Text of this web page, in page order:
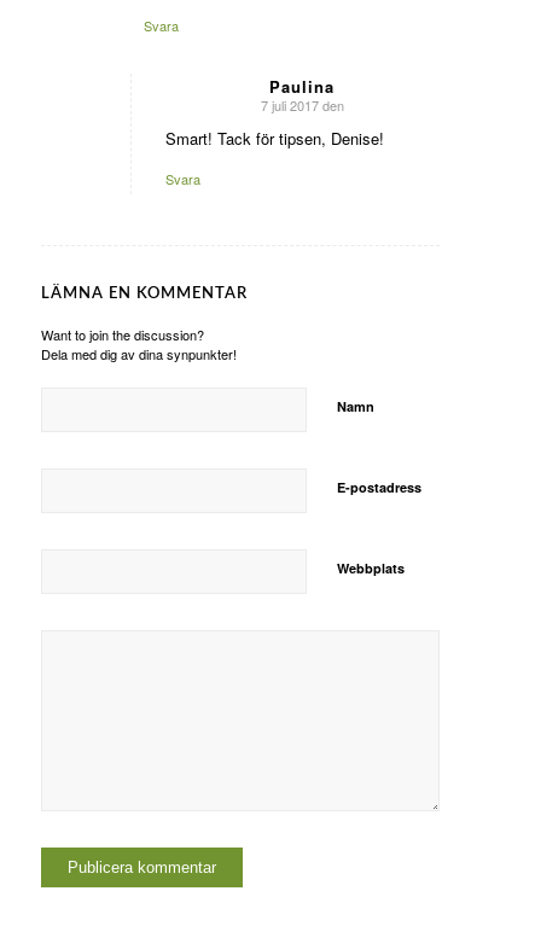
Svara
Paulina
7 juli 2017 den
Smart! Tack för tipsen, Denise!
Svara
LÄMNA EN KOMMENTAR
Want to join the discussion?
Dela med dig av dina synpunkter!
Namn
E-postadress
Webbplats